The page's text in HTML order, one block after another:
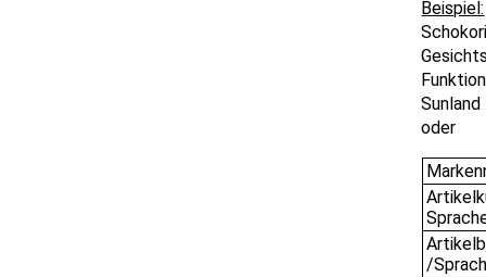
oder
/